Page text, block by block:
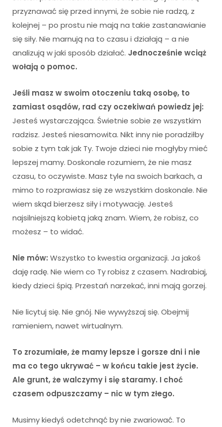
przyznawać się przed innymi, że sobie nie radzą, z
kolejnej – po prostu nie mają na takie zastanawianie
się siły. Nie marnują na to czasu i działają – a nie
analizują w jaki sposób działać. Jednocześnie wciąż
wołają o pomoc.
Jeśli masz w swoim otoczeniu taką osobę, to
zamiast osądów, rad czy oczekiwań powiedz jej:
Jesteś wystarczająca. Świetnie sobie ze wszystkim
radzisz. Jesteś niesamowita. Nikt inny nie poradziłby
sobie z tym tak jak Ty. Twoje dzieci nie mogłyby mieć
lepszej mamy. Doskonale rozumiem, że nie masz
czasu, to oczywiste. Masz tyle na swoich barkach, a
mimo to rozprawiasz się ze wszystkim doskonale. Nie
wiem skąd bierzesz siły i motywację. Jesteś
najsilniejszą kobietą jaką znam. Wiem, że robisz, co
możesz – to widać.
Nie mów: Wszystko to kwestia organizacji. Ja jakoś
daję radę. Nie wiem co Ty robisz z czasem. Nadrabiaj,
kiedy dzieci śpią. Przestań narzekać, inni mają gorzej.
Nie licytuj się. Nie gnój. Nie wywyższaj się. Obejmij
ramieniem, nawet wirtualnym.
To zrozumiałe, że mamy lepsze i gorsze dni i nie
ma co tego ukrywać – w końcu takie jest życie.
Ale grunt, że walczymy i się staramy. I choć
czasem odpuszczamy – nic w tym złego.
Musimy kiedyś odetchnąć by nie zwariować. To